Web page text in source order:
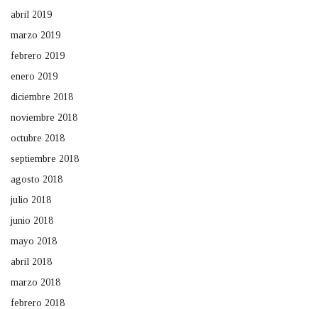
abril 2019
marzo 2019
febrero 2019
enero 2019
diciembre 2018
noviembre 2018
octubre 2018
septiembre 2018
agosto 2018
julio 2018
junio 2018
mayo 2018
abril 2018
marzo 2018
febrero 2018